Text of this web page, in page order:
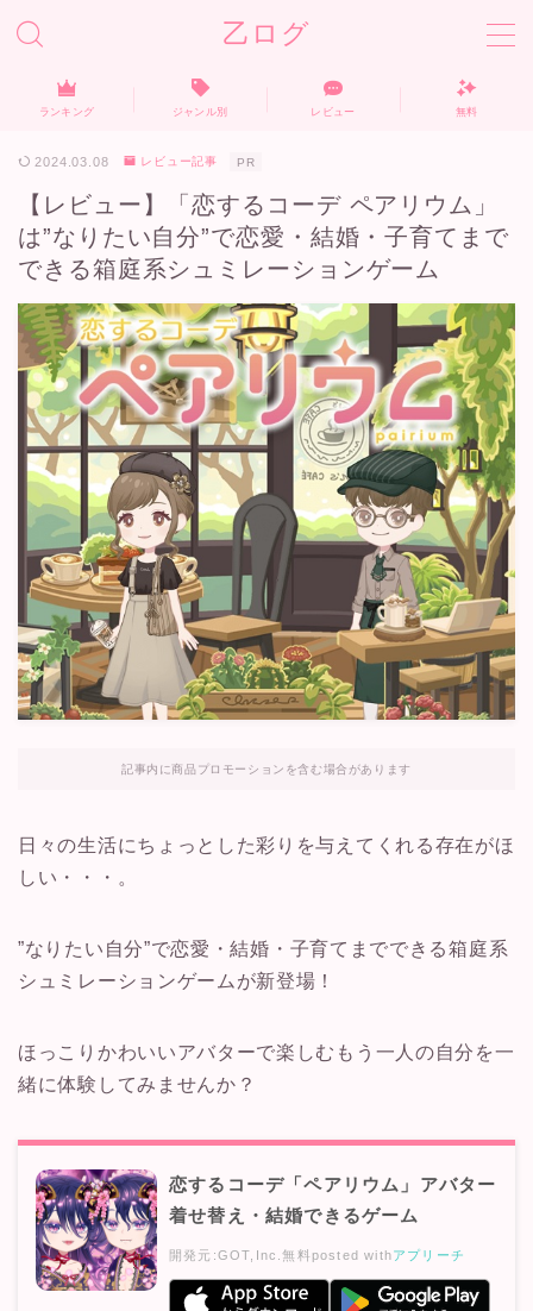
乙ログ
ホーム
ランキング
ジャンル別
レビュー
ランキング ジャンル別 レビュー 無料
2024.03.08 レビュー記事 PR
【レビュー】「恋するコーデ ペアリウム」
は”なりたい自分”で恋愛・結婚・子育てまで
できる箱庭系シュミレーションゲーム
記事内に商品プロモーションを含む場合があります
日々の生活にちょっとした彩りを与えてくれる存在がほ
しい・・・。
”なりたい自分”で恋愛・結婚・子育てまでできる箱庭系
シュミレーションゲームが新登場！
ほっこりかわいいアバターで楽しむもう一人の自分を一
緒に体験してみませんか？
恋するコーデ「ペアリウム」アバター
着せ替え・結婚できるゲーム
開発元:GOT,Inc.無料posted withアプリーチ